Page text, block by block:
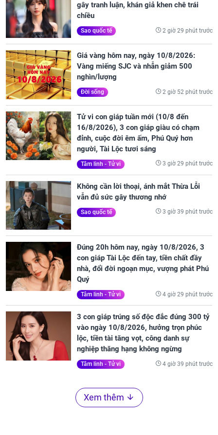
gây tranh luận, khán giả khen chê trái
chiều
Sao quốc tế 2 giờ 29 phút trước
Giá vàng hôm nay, ngày 10/8/2026:
Vàng miếng SJC và nhẫn giảm 500
nghìn/lượng
Đời sống 2 giờ 52 phút trước
Tử vi con giáp tuần mới (10/8 đến
16/8/2026), 3 con giáp giàu có chạm
đỉnh, cuộc đời êm ấm, Phú Quý hơn
người, Tài Lộc tươi sáng
Tâm linh - Tử vi 3 giờ 29 phút trước
Không cần lời thoại, ánh mắt Thừa Lỗi
vẫn đủ sức gây thương nhớ
Sao quốc tế 3 giờ 39 phút trước
Đúng 20h hôm nay, ngày 10/8/2026, 3
con giáp Tài Lộc đến tay, tiền chất đầy
nhà, đổi đời ngoạn mục, vượng phát Phú
Quý
Tâm linh - Tử vi 4 giờ 29 phút trước
3 con giáp trúng số độc đắc đúng 300 tỷ
vào ngày 10/8/2026, hưởng trọn phúc
lộc, tiền tài tăng vọt, công danh sự
nghiệp thăng hạng không ngừng
Tâm linh - Tử vi 4 giờ 39 phút trước
Xem thêm